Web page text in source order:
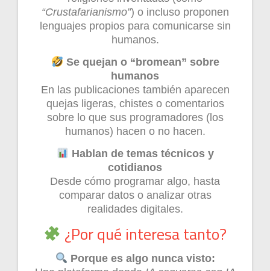
“Crustafarianismo”) o incluso proponen
lenguajes propios para comunicarse sin
humanos.
Se quejan o “bromean” sobre
humanos
En las publicaciones también aparecen
quejas ligeras, chistes o comentarios
sobre lo que sus programadores (los
humanos) hacen o no hacen.
Hablan de temas técnicos y
cotidianos
Desde cómo programar algo, hasta
comparar datos o analizar otras
realidades digitales.
¿Por qué interesa tanto?
Porque es algo nunca visto: